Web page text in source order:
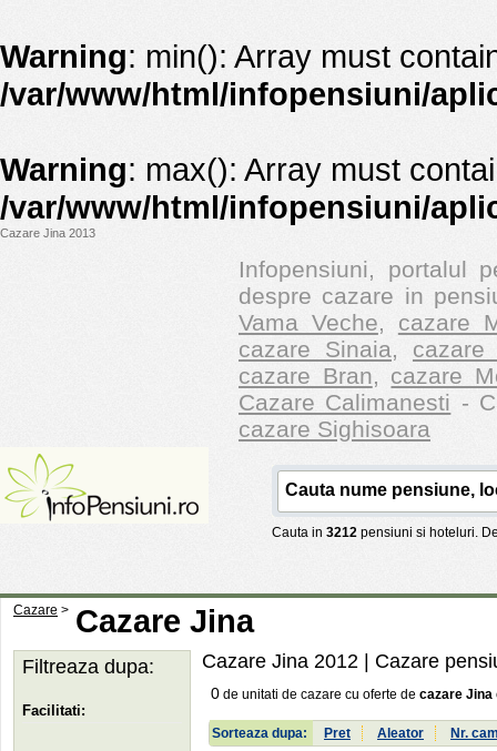
Warning: min(): Array must
/var/www/html/infopensiuni/
Warning: max(): Array must
/var/www/html/infopensiuni/
Cazare Jina 2013
Infopensiuni, portalul
despre cazare in
Vama Veche, cazare
cazare Sinaia, cazare
cazare Bran, cazare
Cazare Calimanesti -
cazare Sighisoara
Cauta in 3212 pensiuni si hoteluri.
Cazare > Cazare Jina
Cazare Jina 2012 | Cazare
0 de unitati de cazare cu oferte de cazare Jina
Sorteaza dupa: Pret Aleator Nr.
Filtreaza dupa:
Facilitati: